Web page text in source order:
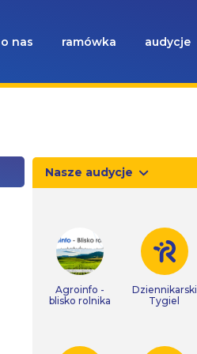
o nas ramówka audycje
Nasze audycje
Agroinfo -
blisko rolnika
Dziennikarski
Tygiel